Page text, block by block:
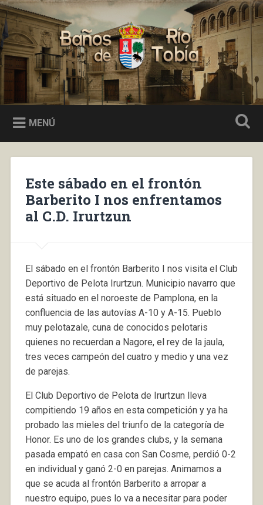
Saltar
al
contenido
Buscar
Baños de Río Tobía
MENÚ
Este sábado en el frontón
Barberito I nos enfrentamos
al C.D. Irurtzun
El sábado en el frontón Barberito I nos visita el Club
Deportivo de Pelota Irurtzun. Municipio navarro que
está situado en el noroeste de Pamplona, en la
confluencia de las autovías A-10 y A-15. Pueblo
muy pelotazale, cuna de conocidos pelotaris
quienes no recuerdan a Nagore, el rey de la jaula,
tres veces campeón del cuatro y medio y una vez
de parejas.
El Club Deportivo de Pelota de Irurtzun lleva
compitiendo 19 años en esta competición y ya ha
probado las mieles del triunfo de la categoría de
Honor. Es uno de los grandes clubs, y la semana
pasada empató en casa con San Cosme, perdió 0-2
en individual y ganó 2-0 en parejas. Animamos a
que se acuda al frontón Barberito a arropar a
nuestro equipo, pues lo va a necesitar para poder